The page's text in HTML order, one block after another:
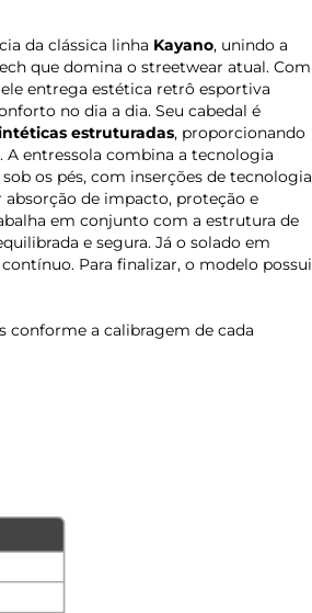
da clássica linha Kayano, unindo a
que domina o streetwear atual. Com
entrega estética retrô esportiva
no dia a dia. Seu cabedal é
estruturadas, proporcionando
entressola combina a tecnologia
os pés, com inserções de tecnologia
absorção de impacto, proteção e
em conjunto com a estrutura de
e segura. Já o solado em
Para finalizar, o modelo possui
conforme a calibragem de cada